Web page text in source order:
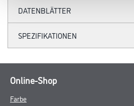
DATENBLÄTTER
SPEZIFIKATIONEN
Online-Shop
Farbe